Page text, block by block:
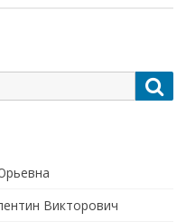
Викторович